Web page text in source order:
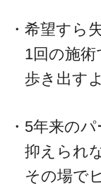
・希望すら
1回の施術
歩き出す
・5年来の
抑えられ
その場で